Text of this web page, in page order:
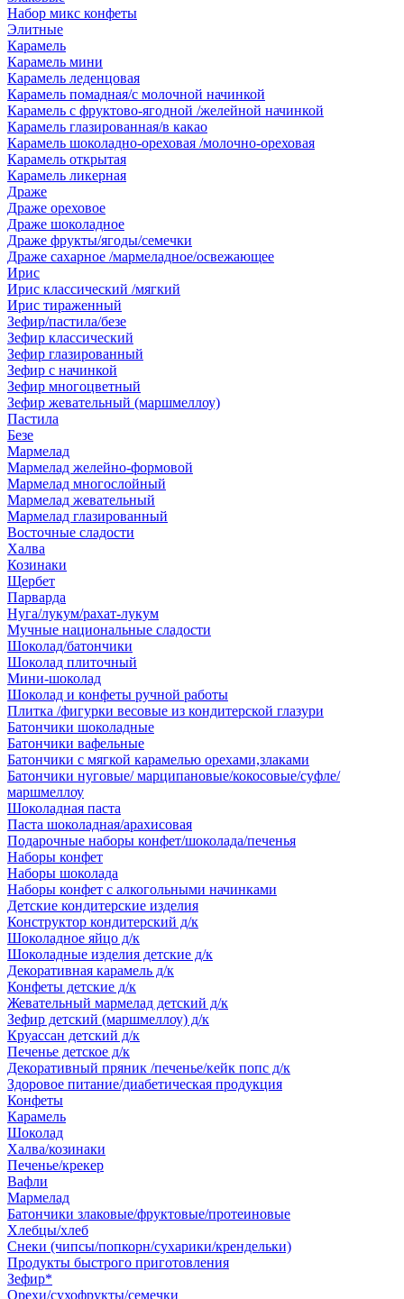
Набор микс конфеты
Элитные
Карамель
Карамель мини
Карамель леденцовая
Карамель помадная/с молочной начинкой
Карамель с фруктово-ягодной /желейной начинкой
Карамель глазированная/в какао
Карамель шоколадно-ореховая /молочно-ореховая
Карамель открытая
Карамель ликерная
Драже
Драже ореховое
Драже шоколадное
Драже фрукты/ягоды/семечки
Драже сахарное /мармеладное/освежающее
Ирис
Ирис классический /мягкий
Ирис тираженный
Зефир/пастила/безе
Зефир классический
Зефир глазированный
Зефир с начинкой
Зефир многоцветный
Зефир жевательный (маршмеллоу)
Пастила
Безе
Мармелад
Мармелад желейно-формовой
Мармелад многослойный
Мармелад жевательный
Мармелад глазированный
Восточные сладости
Халва
Козинаки
Щербет
Парварда
Нуга/лукум/рахат-лукум
Мучные национальные сладости
Шоколад/батончики
Шоколад плиточный
Мини-шоколад
Шоколад и конфеты ручной работы
Плитка /фигурки весовые из кондитерской глазури
Батончики шоколадные
Батончики вафельные
Батончики с мягкой карамелью орехами,злаками
Батончики нуговые/ марципановые/кокосовые/суфле/
маршмеллоу
Шоколадная паста
Паста шоколадная/арахисовая
Подарочные наборы конфет/шоколада/печенья
Наборы конфет
Наборы шоколада
Наборы конфет с алкогольными начинками
Детские кондитерские изделия
Конструктор кондитерский д/к
Шоколадное яйцо д/к
Шоколадные изделия детские д/к
Декоративная карамель д/к
Конфеты детские д/к
Жевательный мармелад детский д/к
Зефир детский (маршмеллоу) д/к
Круассан детский д/к
Печенье детское д/к
Декоративный пряник /печенье/кейк попс д/к
Здоровое питание/диабетическая продукция
Конфеты
Карамель
Шоколад
Халва/козинаки
Печенье/крекер
Вафли
Мармелад
Батончики злаковые/фруктовые/протеиновые
Хлебцы/хлеб
Снеки (чипсы/попкорн/сухарики/крендельки)
Продукты быстрого приготовления
Зефир*
Орехи/сухофрукты/семечки